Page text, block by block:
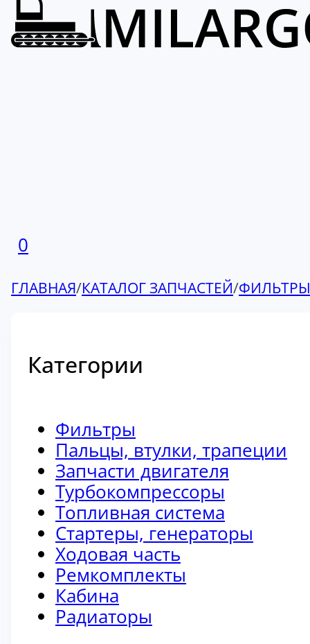
0
ГЛАВНАЯ/КАТАЛОГ ЗАПЧАСТЕЙ/ФИЛЬТРЫ
Категории
Фильтры
Пальцы, втулки, трапеции
Запчасти двигателя
Турбокомпрессоры
Топливная система
Стартеры, генераторы
Ходовая часть
Ремкомплекты
Кабина
Радиаторы